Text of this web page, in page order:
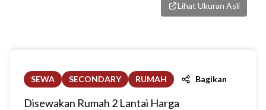
Lihat Ukuran Asli
SEWA SECONDARY RUMAH Bagikan
Disewakan Rumah 2 Lantai Harga